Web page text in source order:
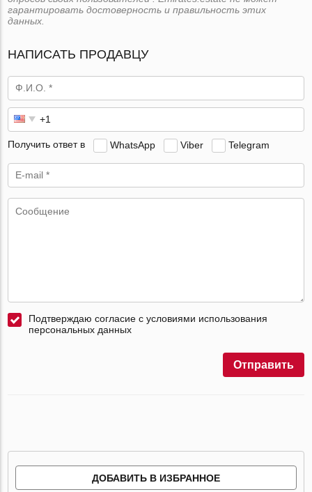
гарантировать достоверность и правильность этих
данных.
НАПИСАТЬ ПРОДАВЦУ
Получить ответ в WhatsApp Viber Telegram
Подтверждаю согласие с условиями использования
персональных данных
Отправить
ДОБАВИТЬ В ИЗБРАННОЕ